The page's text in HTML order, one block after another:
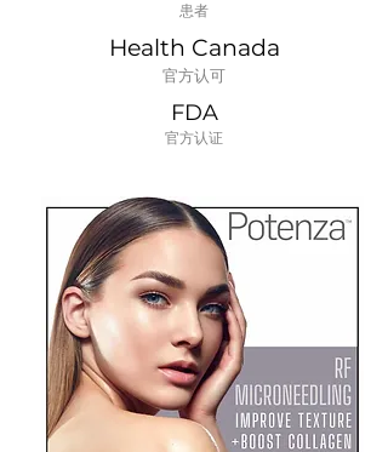
患者
Health Canada
官方认可
FDA
​官方认证